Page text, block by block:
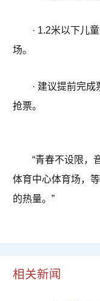
· 1.2米以下儿
场。
· 建议提前完
抢票。
“青春不设限，
体育中心体育场，
的热量。”
相关新闻